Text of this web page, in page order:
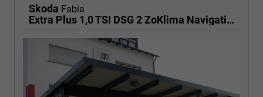
Skoda Fabia
Extra Plus 1,0 TSI DSG 2 ZoKlima Navigation x Einparkhilfe Kessy beheiztes Lenkrad Sitzheizung Sunset 5J Garantie